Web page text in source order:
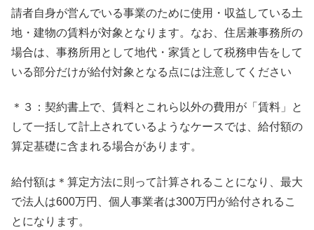
請者自身が営んでいる事業のために使用・収益している土
地・建物の賃料が対象となります。なお、住居兼事務所の
場合は、事務所用として地代・家賃として税務申告をして
いる部分だけが給付対象となる点には注意してください
＊３：契約書上で、賃料とこれら以外の費用が「賃料」と
して一括して計上されているようなケースでは、給付額の
算定基礎に含まれる場合があります。
給付額は＊算定方法に則って計算されることになり、最大
で法人は600万円、個人事業者は300万円が給付されるこ
とになります。